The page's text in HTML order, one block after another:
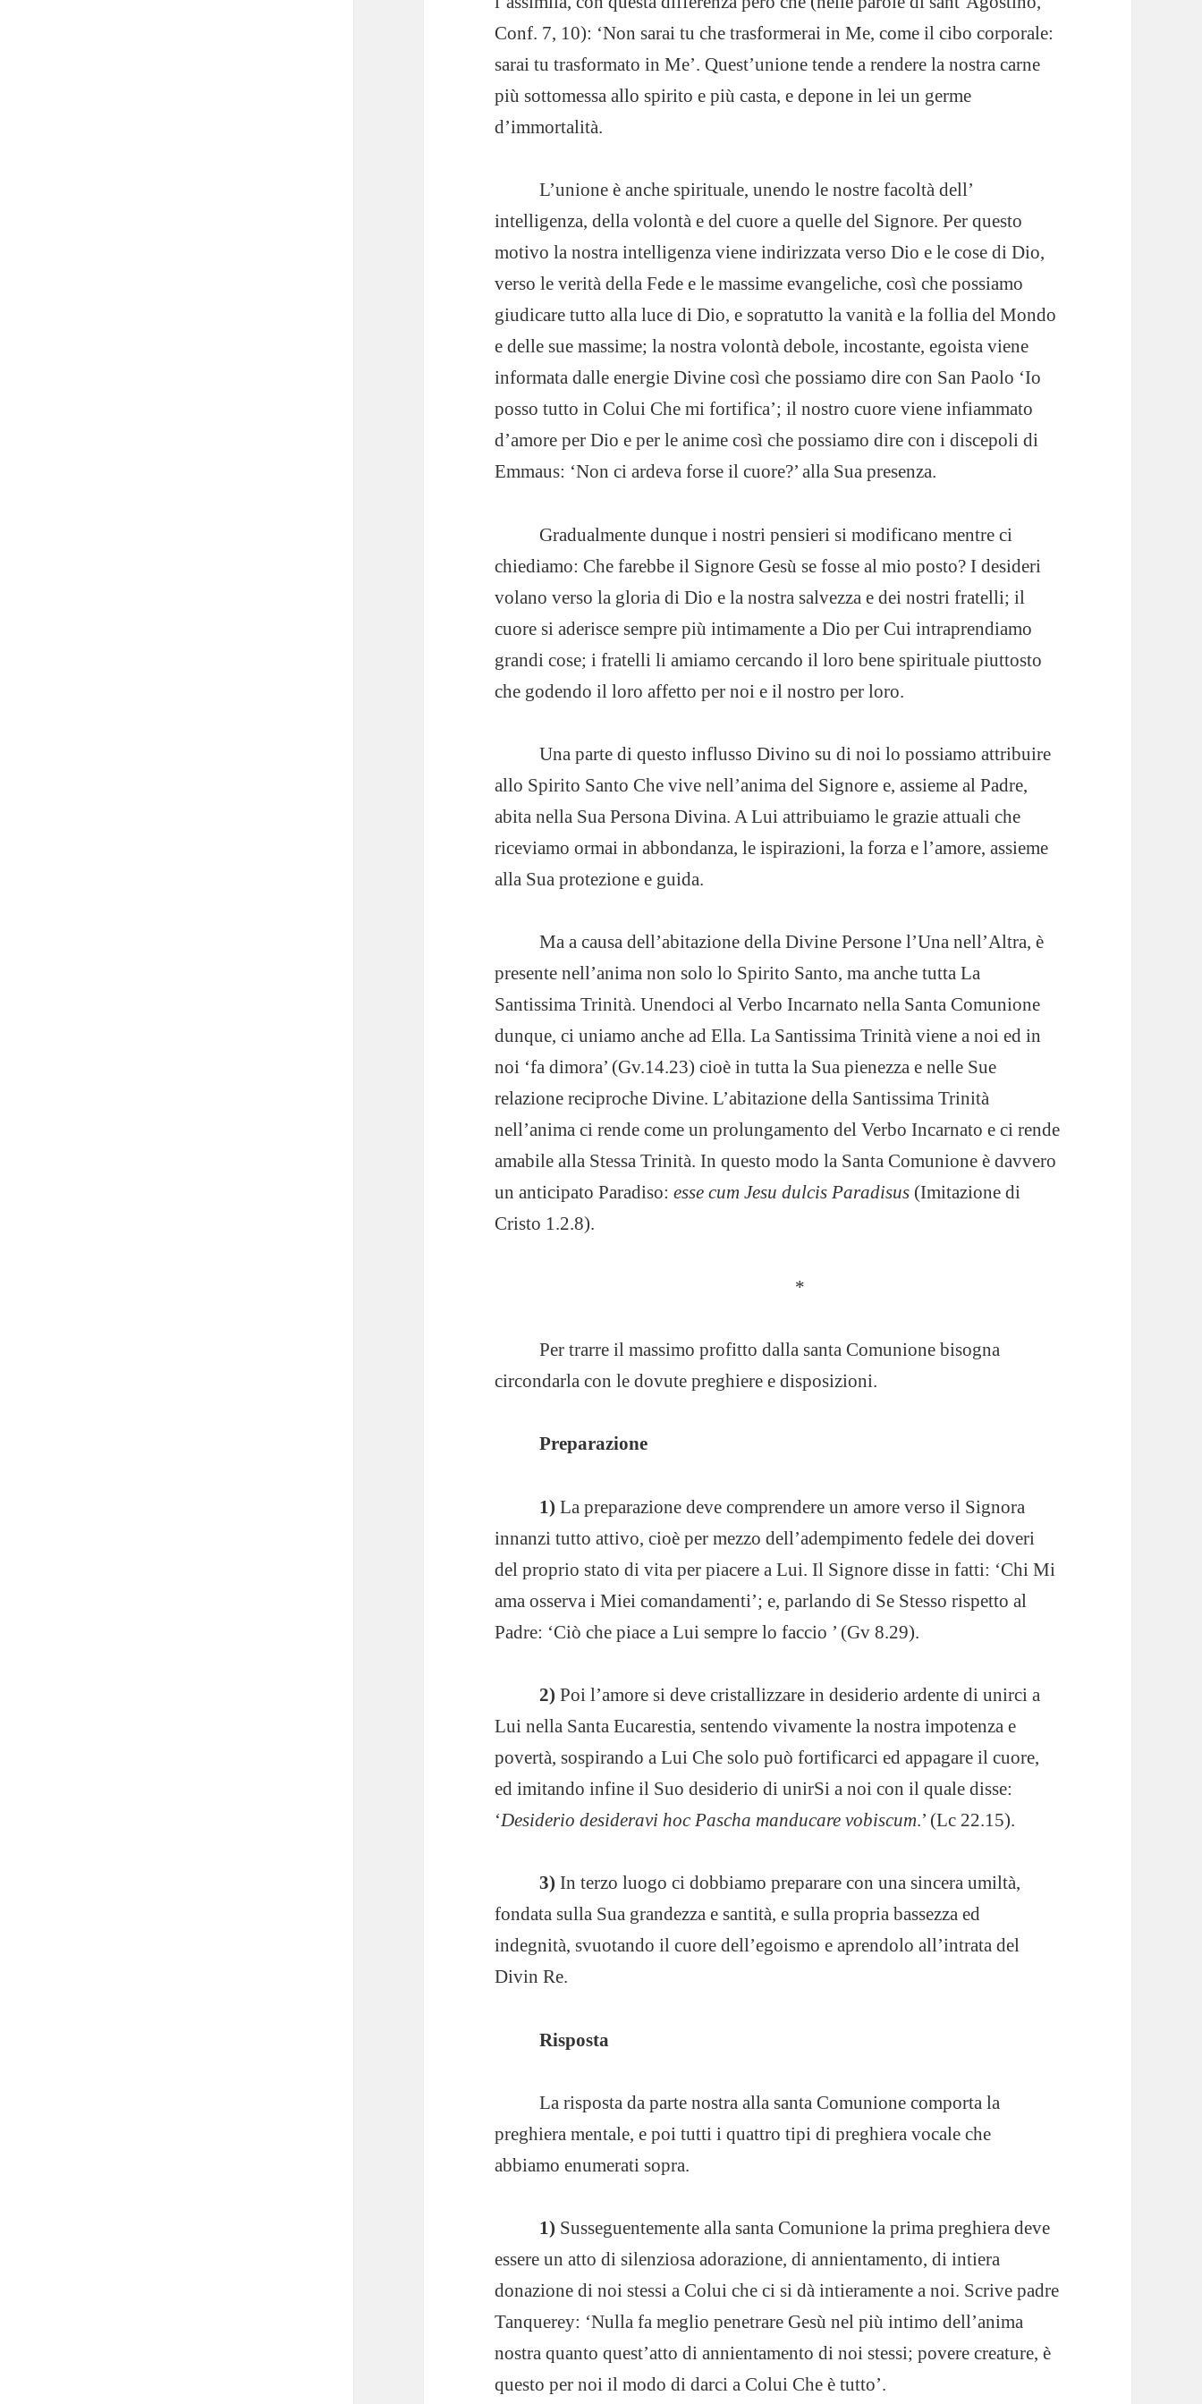
Conf. 7, 10): ‘Non sarai tu che trasformerai in Me, come il cibo corporale:
sarai tu trasformato in Me’. Quest’unione tende a rendere la nostra carne
più sottomessa allo spirito e più casta, e depone in lei un germe
d’immortalità.
L’unione è anche spirituale, unendo le nostre facoltà dell’
intelligenza, della volontà e del cuore a quelle del Signore. Per questo
motivo la nostra intelligenza viene indirizzata verso Dio e le cose di Dio,
verso le verità della Fede e le massime evangeliche, così che possiamo
giudicare tutto alla luce di Dio, e sopratutto la vanità e la follia del Mondo
e delle sue massime; la nostra volontà debole, incostante, egoista viene
informata dalle energie Divine così che possiamo dire con San Paolo ‘Io
posso tutto in Colui Che mi fortifica’; il nostro cuore viene infiammato
d’amore per Dio e per le anime così che possiamo dire con i discepoli di
Emmaus: ‘Non ci ardeva forse il cuore?’ alla Sua presenza.
Gradualmente dunque i nostri pensieri si modificano mentre ci
chiediamo: Che farebbe il Signore Gesù se fosse al mio posto? I desideri
volano verso la gloria di Dio e la nostra salvezza e dei nostri fratelli; il
cuore si aderisce sempre più intimamente a Dio per Cui intraprendiamo
grandi cose; i fratelli li amiamo cercando il loro bene spirituale piuttosto
che godendo il loro affetto per noi e il nostro per loro.
Una parte di questo influsso Divino su di noi lo possiamo attribuire
allo Spirito Santo Che vive nell’anima del Signore e, assieme al Padre,
abita nella Sua Persona Divina. A Lui attribuiamo le grazie attuali che
riceviamo ormai in abbondanza, le ispirazioni, la forza e l’amore, assieme
alla Sua protezione e guida.
Ma a causa dell’abitazione della Divine Persone l’Una nell’Altra, è
presente nell’anima non solo lo Spirito Santo, ma anche tutta La
Santissima Trinità. Unendoci al Verbo Incarnato nella Santa Comunione
dunque, ci uniamo anche ad Ella. La Santissima Trinità viene a noi ed in
noi ‘fa dimora’ (Gv.14.23) cioè in tutta la Sua pienezza e nelle Sue
relazione reciproche Divine. L’abitazione della Santissima Trinità
nell’anima ci rende come un prolungamento del Verbo Incarnato e ci rende
amabile alla Stessa Trinità. In questo modo la Santa Comunione è davvero
un anticipato Paradiso:esse cum Jesu dulcis Paradisus (Imitazione di
Cristo 1.2.8).
*
Per trarre il massimo profitto dalla santa Comunione bisogna
circondarla con le dovute preghiere e disposizioni.
Preparazione
1) La preparazione deve comprendere un amore verso il Signora
innanzi tutto attivo, cioè per mezzo dell’adempimento fedele dei doveri
del proprio stato di vita per piacere a Lui. Il Signore disse in fatti: ‘Chi Mi
ama osserva i Miei comandamenti’; e, parlando di Se Stesso rispetto al
Padre: ‘Ciò che piace a Lui sempre lo faccio ’ (Gv 8.29).
2) Poi l’amore si deve cristallizzare in desiderio ardente di unirci a
Lui nella Santa Eucarestia, sentendo vivamente la nostra impotenza e
povertà, sospirando a Lui Che solo può fortificarci ed appagare il cuore,
ed imitando infine il Suo desiderio di unirSi a noi con il quale disse:
‘Desiderio desideravi hoc Pascha manducare vobiscum.’ (Lc 22.15).
3) In terzo luogo ci dobbiamo preparare con una sincera umiltà,
fondata sulla Sua grandezza e santità, e sulla propria bassezza ed
indegnità, svuotando il cuore dell’egoismo e aprendolo all’intrata del
Divin Re.
Risposta
La risposta da parte nostra alla santa Comunione comporta la
preghiera mentale, e poi tutti i quattro tipi di preghiera vocale che
abbiamo enumerati sopra.
1) Susseguentemente alla santa Comunione la prima preghiera deve
essere un atto di silenziosa adorazione, di annientamento, di intiera
donazione di noi stessi a Colui che ci si dà intieramente a noi. Scrive padre
Tanquerey: ‘Nulla fa meglio penetrare Gesù nel più intimo dell’anima
nostra quanto quest’atto di annientamento di noi stessi; povere creature, è
questo per noi il modo di darci a Colui Che è tutto’.